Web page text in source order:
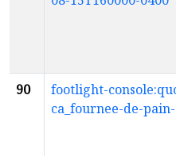
90
footlight-
ca_fournee-de-